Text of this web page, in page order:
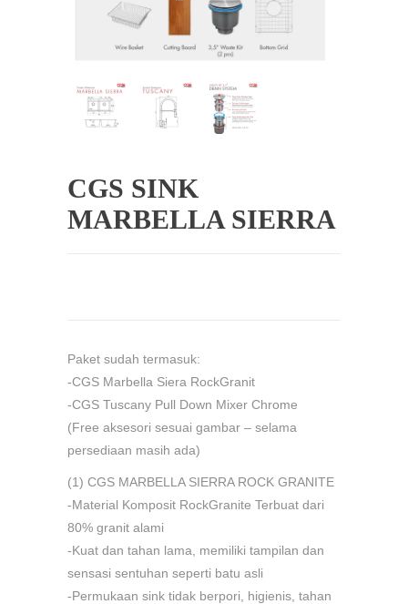
CGS SINK
MARBELLA SIERRA
Paket sudah termasuk:
-CGS Marbella Siera RockGranit
-CGS Tuscany Pull Down Mixer Chrome
(Free aksesori sesuai gambar – selama
persediaan masih ada)
(1) CGS MARBELLA SIERRA ROCK GRANITE
-Material Komposit RockGranite Terbuat dari
80% granit alami
-Kuat dan tahan lama, memiliki tampilan dan
sensasi sentuhan seperti batu asli
-Permukaan sink tidak berpori, higienis, tahan